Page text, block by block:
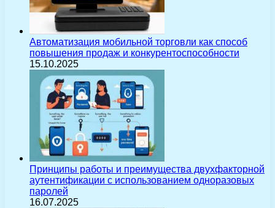
Автоматизация мобильной торговли как способ
повышения продаж и конкурентоспособности
15.10.2025
Принципы работы и преимущества двухфакторной
аутентификации с использованием одноразовых
паролей
16.07.2025